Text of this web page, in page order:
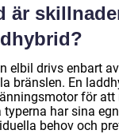
är
elbil drivs enbart
bränslen. En
för att
typerna har sina
behov och